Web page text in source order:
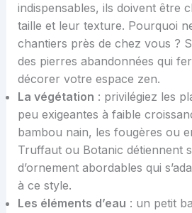
indispensables, ils doivent être
taille et leur texture. Pourquoi
chantiers près de chez vous ?
des pierres abandonnées qui
décorer votre espace zen.
La végétation : privilégiez les
peu exigeantes à faible
bambou nain, les fougères ou
Truffaut ou Botanic détiennent
d’ornement abordables qui
à ce style.
Les éléments d’eau : un petit